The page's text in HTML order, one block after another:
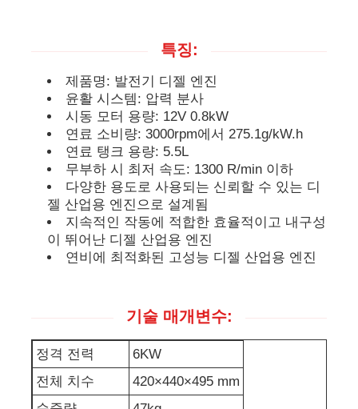
디젤 발전기 세트
가솔린 발전기 세트
인버터 발전기 세트
휴대용 발전기 세트
디지털 발전기 세트
오픈 프레임 생성기
특징:
제품명: 발전기 디젤 엔진
윤활 시스템: 압력 분사
시동 모터 용량: 12V 0.8kW
연료 소비량: 3000rpm에서 275.1g/kW.h
연료 탱크 용량: 5.5L
무부하 시 최저 속도: 1300 R/min 이하
다양한 용도로 사용되는 신뢰할 수 있는 디
젤 산업용 엔진으로 설계됨
지속적인 작동에 적합한 효율적이고 내구성
이 뛰어난 디젤 산업용 엔진
연비에 최적화된 고성능 디젤 산업용 엔진
기술 매개변수:
정격 전력
6KW
전체 치수
420×440×495 mm